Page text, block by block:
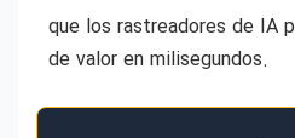
que los rastreadores de IA
de valor en milisegundos.